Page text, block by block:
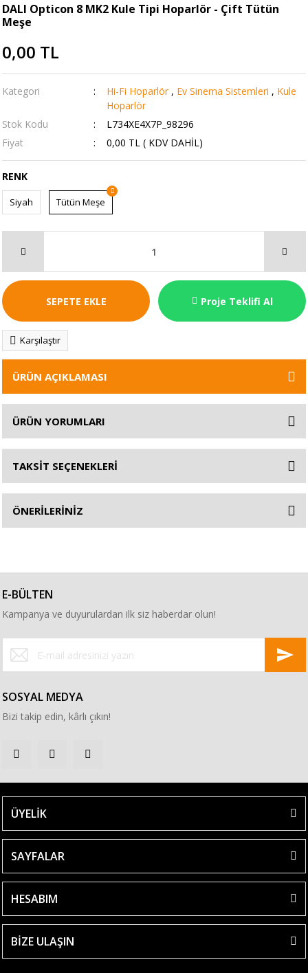
DALI Opticon 8 MK2 Kule Tipi Hoparlör - Çift Tütün
Meşe
0,00 TL
Kategori Hi-Fi Hoparlör , Ev Sinema Sistemleri , Kule
Hoparlör
Stok Kodu
L734XE4X7P_98296
Fiyat
0,00 TL ( KDV DAHİL)
RENK
Siyah Tütün Meşe
SEPETE EKLE Proje Teklifi Al
Karşılaştır
ÜRÜN AÇIKLAMASI
ÜRÜN YORUMLARI
TAKSİT SEÇENEKLERİ
ÖNERİLERİNİZ
E-BÜLTEN
Kampanya ve duyurulardan ilk siz haberdar olun!
SOSYAL MEDYA
Bizi takip edin, kârlı çıkın!
ÜYELİK
SAYFALAR
HESABIM
BİZE ULAŞIN